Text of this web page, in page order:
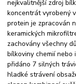
nejkvalitnější zdroj
koncentrát vyrobený
protein je zpracován
keramických
zachovány všechny
bílkoviny chemií nebo
přidáno 7 silných
hladké strávení